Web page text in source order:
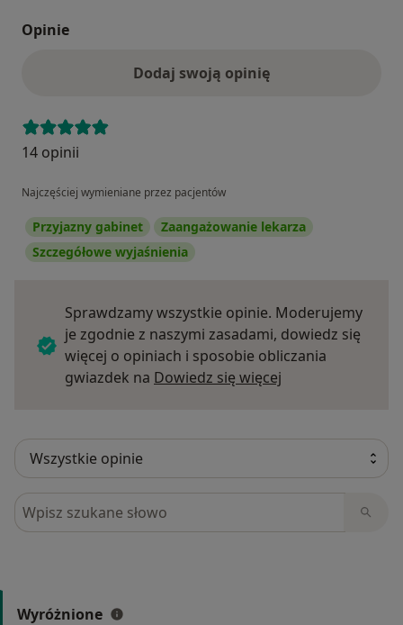
Opinie
Dodaj swoją opinię
14 opinii
Najczęściej wymieniane przez pacjentów
Przyjazny gabinet
Zaangażowanie lekarza
Szczegółowe wyjaśnienia
Sprawdzamy wszystkie opinie. Moderujemy
je zgodnie z naszymi zasadami, dowiedz się
więcej o opiniach i sposobie obliczania
gwiazdek na Dowiedz się więcej
Szukaj w opiniach
Wyróżnione